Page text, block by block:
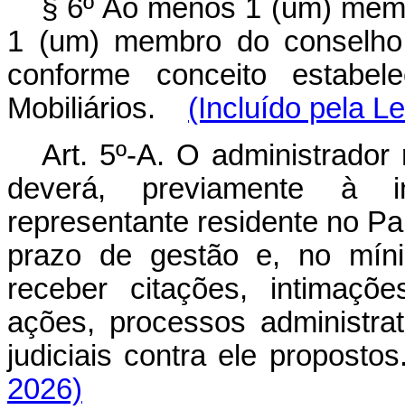
§ 6º Ao menos 1 (um)
1 (um) membro do
conforme conceito
Mobiliários.
(Incluído pela
Art. 5º-A. O
deverá, previamente à
representante residente no
prazo de gestão e, no
receber citações,
ações, processos
judiciais contra ele
2026)